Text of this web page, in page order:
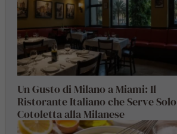
Un Gusto di Milano a Miami: Il
Ristorante Italiano che Serve Solo
Cotoletta alla Milanese